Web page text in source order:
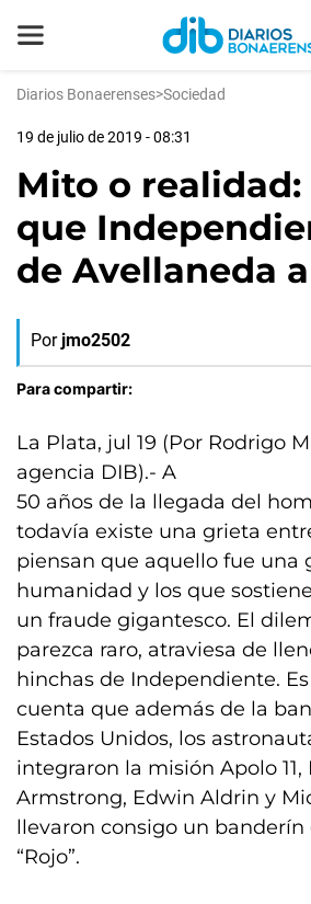
Diarios Bonaerenses>Sociedad
19 de julio de 2019 - 08:31
Mito o realidad:
que
de Avellaneda
Por jmo2502
Para compartir:
La Plata, jul 19 (Por Rodrigo
agencia DIB).- A
50 años de la llegada del
todavía existe una grieta
piensan que aquello fue una
humanidad y los que
un fraude gigantesco. El
parezca raro, atraviesa de
hinchas de Independiente.
cuenta que además de la
Estados Unidos, los
integraron la misión Apolo 11,
Armstrong, Edwin Aldrin y
llevaron consigo un banderín
“Rojo”.